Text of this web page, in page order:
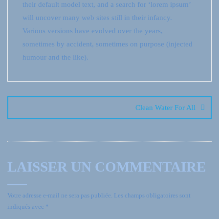
their default model text, and a search for ‘lorem ipsum’
will uncover many web sites still in their infancy.
Various versions have evolved over the years,
sometimes by accident, sometimes on purpose (injected
humour and the like).
Clean Water For All
LAISSER UN COMMENTAIRE
Votre adresse e-mail ne sera pas publiée. Les champs obligatoires sont
indiqués avec *